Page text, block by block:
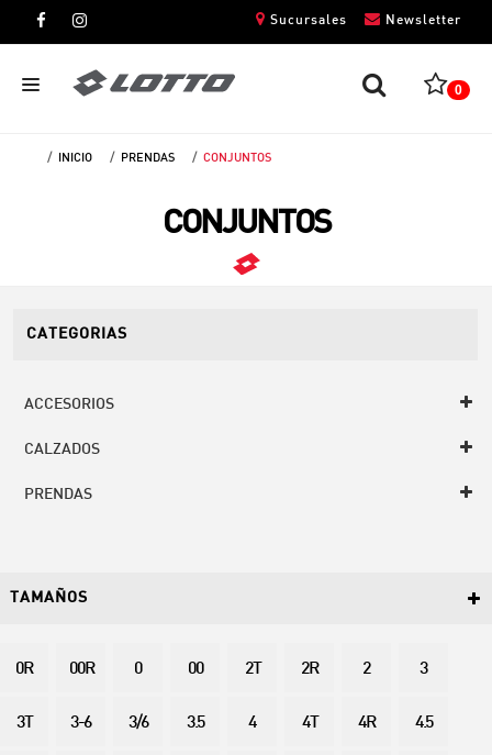
Newsletter
Sucursales
0
INICIO PRENDAS CONJUNTOS
CONJUNTOS
CATEGORIAS
ACCESORIOS
CALZADOS
PRENDAS
TAMAÑOS
0R 00R 0 00 2T 2R 2 3
3T 3-6 3/6 3.5 4 4T 4R 4.5